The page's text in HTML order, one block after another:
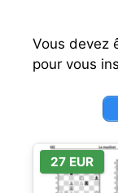
Vous devez
pour vous
27 EUR